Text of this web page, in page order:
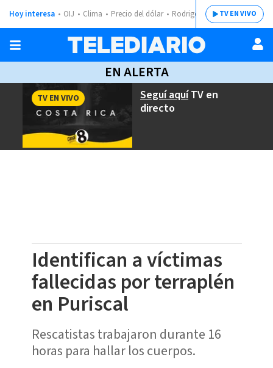
Hoy interesa OIJ Clima Precio del dólar Rodrigo ChavesTV EN VIVO
EN ALERTA
Seguí aquíTV en
directo
TV EN VIVO
Identifican a víctimas
fallecidas por terraplén
en Puriscal
Rescatistas trabajaron durante 16
horas para hallar los cuerpos.